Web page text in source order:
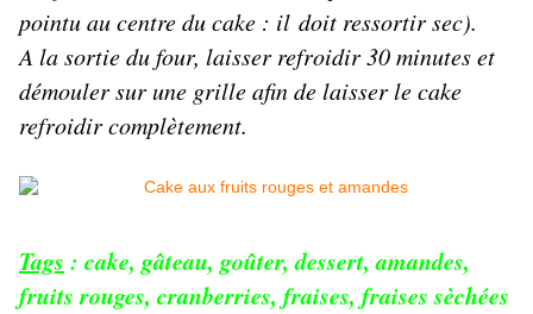
pointu au centre du cake : il doit ressortir sec).
A la sortie du four, laisser refroidir 30 minutes et
démouler sur une grille afin de laisser le cake
refroidir complètement.
Tags : cake, gâteau, goûter,dessert,amandes,
fruits rouges, cranberries, fraises, fraises sèchées